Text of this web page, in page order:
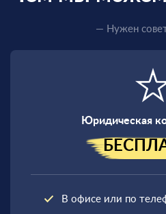
— Нужен
Юридическая
В офисе или по